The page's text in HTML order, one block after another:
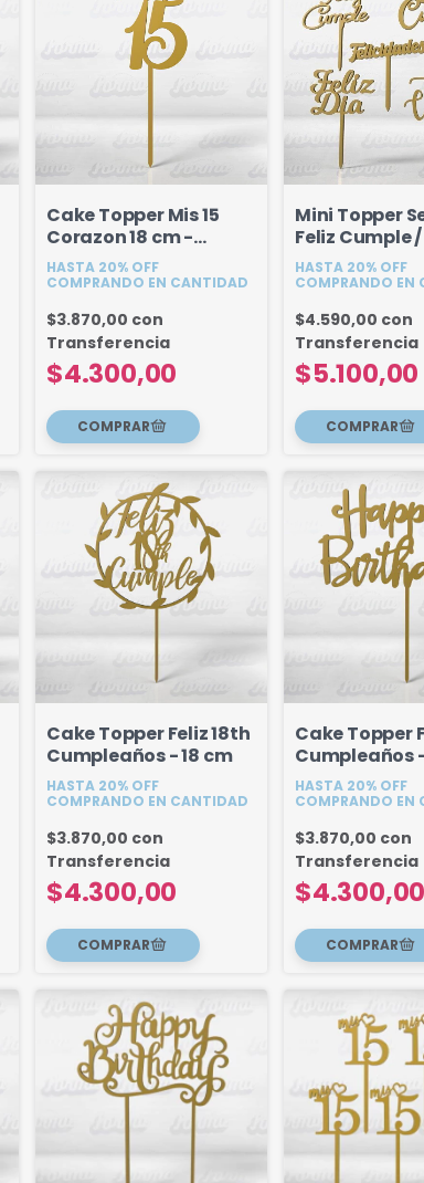
Cake Topper Mis 15
Corazon 18 cm -
Modelo 2
HASTA 20% OFF
COMPRANDO EN CANTIDAD
$4.300,00
$3.870,00 con
Transferencia
Mini Topper
Feliz Cumple
/ Felicidades
HASTA 20% OFF
COMPRANDO EN
$5.100,00
$4.590,00 con
Transferencia
Cake Topper Feliz 18th
Cumpleaños - 18 cm
HASTA 20% OFF
COMPRANDO EN CANTIDAD
$4.300,00
$3.870,00 con
Transferencia
Cake Topper
Cumpleaños
Birthday - 17
HASTA 20% OFF
COMPRANDO EN
$4.300,00
$3.870,00 con
Transferencia